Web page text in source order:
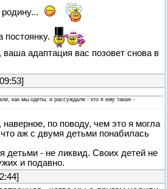
постоянку.
адаптация вас позовет снова в
как мы одеты, и рассуждали - кто я ему такая -
по поводу, чем это я могла
аж с двумя детьми понабилась
детьми - не ликвид. Своих детей не
и подавно.